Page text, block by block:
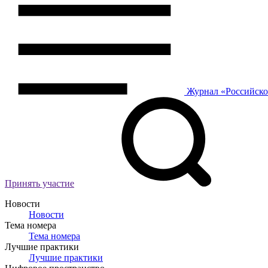
Журнал
Принять участие
Новости
Новости
Тема номера
Тема номера
Лучшие практики
Лучшие практики